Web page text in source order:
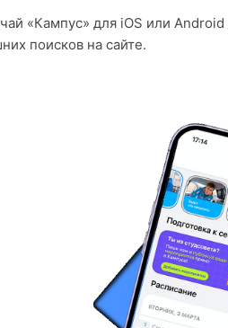
«Кампус» для iOS или
поисков на сайте.